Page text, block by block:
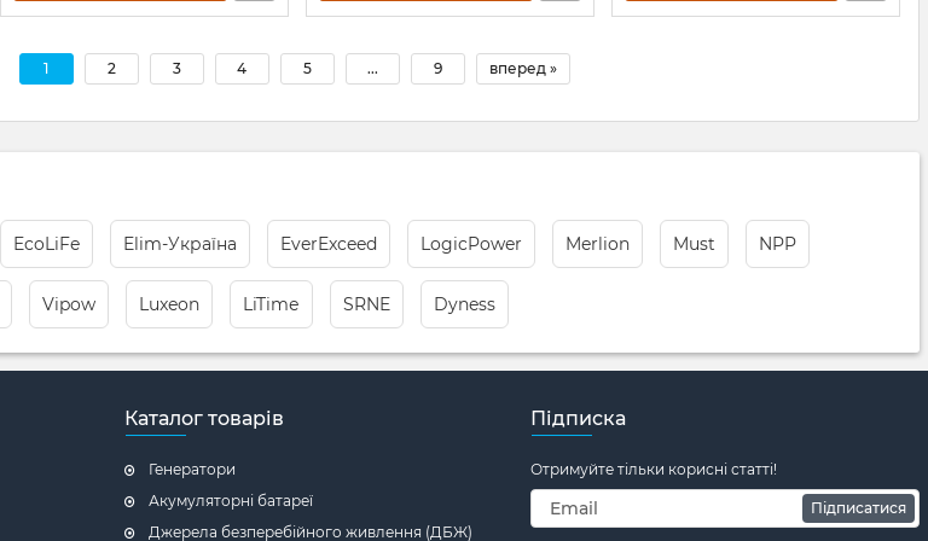
1 2 3 4 5 ... 9 вперед »
EcoLiFe Elim-Україна EverExceed LogicPower Merlion Must NPP
Vipow Luxeon LiTimе SRNE Dyness
Каталог товарів
Генератори
Акумуляторні батареї
Джерела безперебійного живлення (ДБЖ)
Підписка
Отримуйте тільки корисні статті!
Підписатися